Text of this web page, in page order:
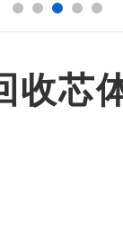
收芯